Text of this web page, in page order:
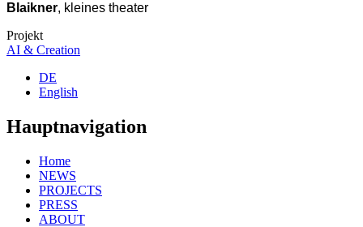
Blaikner, kleines theater
Projekt
AI & Creation
DE
English
Hauptnavigation
Home
NEWS
PROJECTS
PRESS
ABOUT